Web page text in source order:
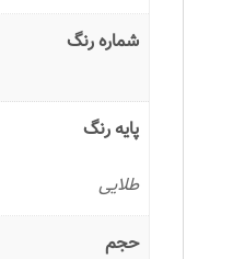
شماره رنگ
پایه رنگ
طلایی
حجم